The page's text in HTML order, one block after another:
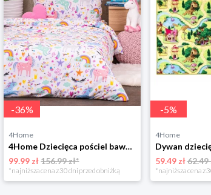
-36%
4Home
4Home Dziecięca pościel bawełniana Unicorns, 140 x 200 cm, 70 x 90 cm
99.99 zł156.99 zł*
*najniższa cena z 30 dni przed obniżką
-5%
4Home
59.49 zł62.49
*najniższa cena z